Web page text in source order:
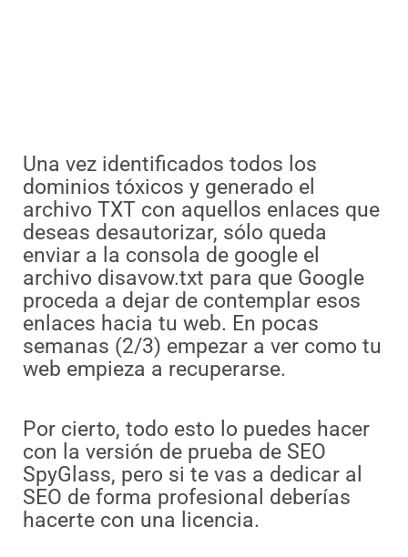
Una vez identificados todos los
dominios tóxicos y generado el
archivo TXT con aquellos enlaces que
deseas desautorizar, sólo queda
enviar a la consola de google el
archivo disavow.txt para que Google
proceda a dejar de contemplar esos
enlaces hacia tu web. En pocas
semanas (2/3) empezar a ver como tu
web empieza a recuperarse.
Por cierto, todo esto lo puedes hacer
con la versión de prueba de SEO
SpyGlass, pero si te vas a dedicar al
SEO de forma profesional deberías
hacerte con una licencia.